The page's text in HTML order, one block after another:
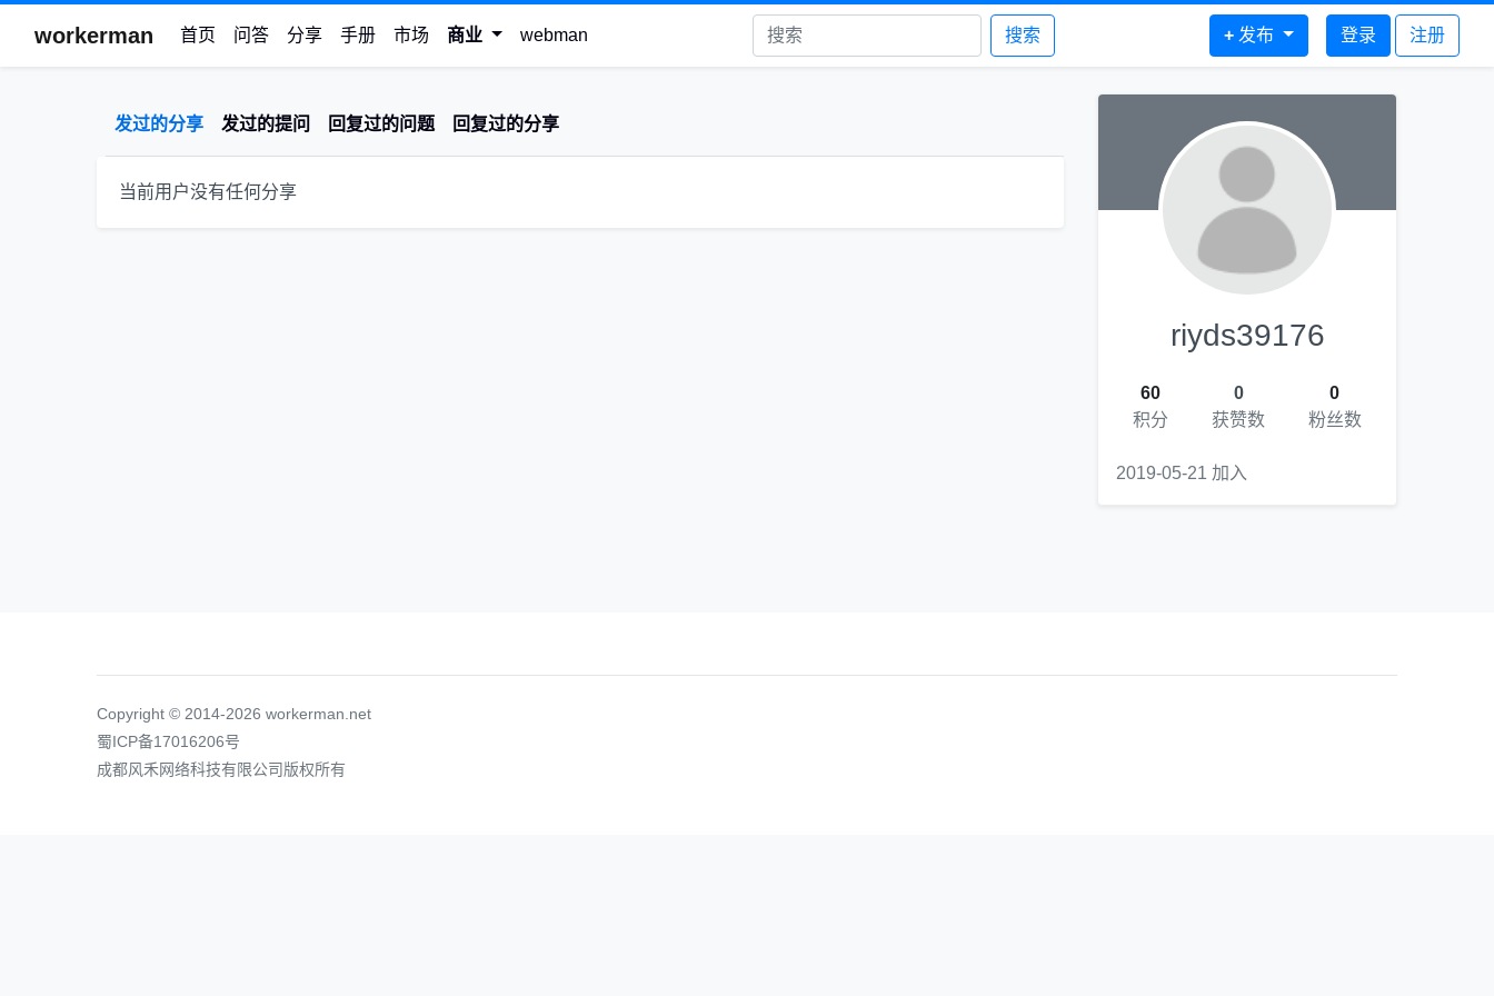
workerman 首页 问答 分享 手册 市场 商业 webman 搜索 + 发布 登录 注册
发过的分享 发过的提问 回复过的问题 回复过的分享
当前用户没有任何分享
riyds39176
60
积分
0
获赞数
0
粉丝数
2019-05-21 加入
Copyright © 2014-2026 workerman.net
蜀ICP备17016206号
成都风禾网络科技有限公司版权所有